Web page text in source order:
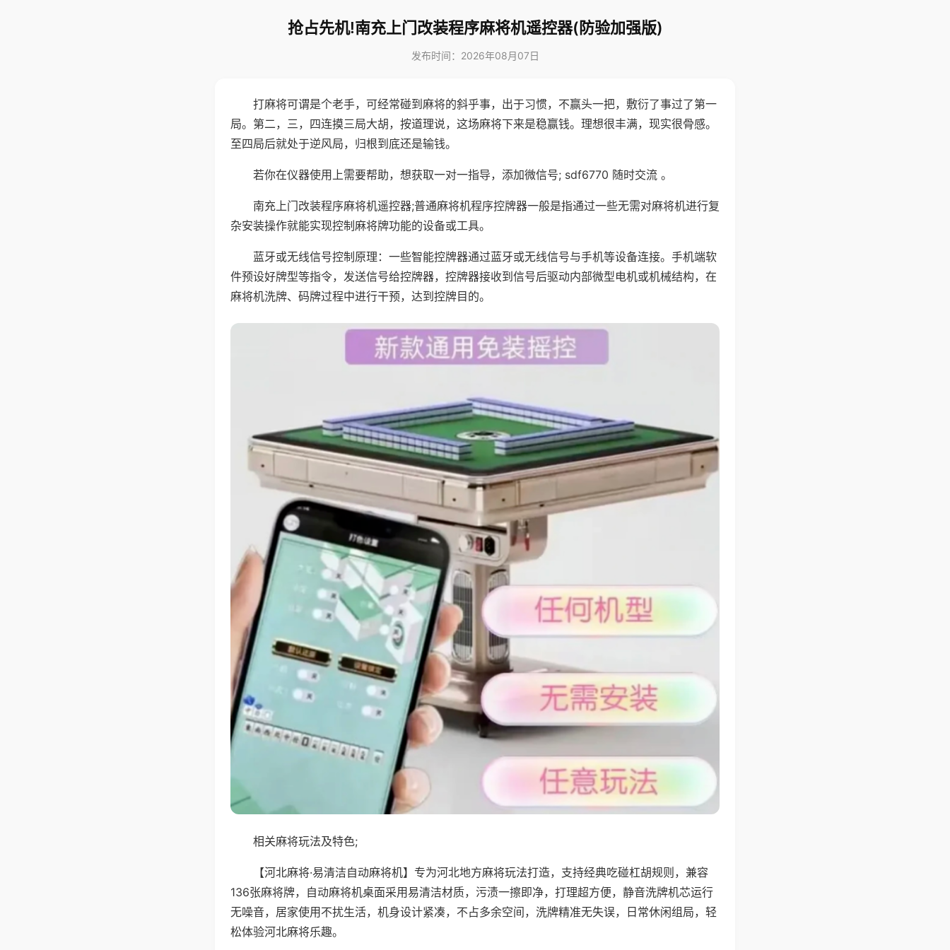
抢占先机!南充上门改装程序麻将机遥控器(防验加强版)
发布时间：2026年08月07日
打麻将可谓是个老手，可经常碰到麻将的斜乎事，出于习惯，不赢头一把，敷衍了事过了第一
局。第二，三，四连摸三局大胡，按道理说，这场麻将下来是稳赢钱。理想很丰满，现实很骨感。
至四局后就处于逆风局，归根到底还是输钱。
若你在仪器使用上需要帮助，想获取一对一指导，添加微信号; sdf6770 随时交流 。
南充上门改装程序麻将机遥控器;普通麻将机程序控牌器一般是指通过一些无需对麻将机进行复
杂安装操作就能实现控制麻将牌功能的设备或工具。
蓝牙或无线信号控制原理：一些智能控牌器通过蓝牙或无线信号与手机等设备连接。手机端软
件预设好牌型等指令，发送信号给控牌器，控牌器接收到信号后驱动内部微型电机或机械结构，在
麻将机洗牌、码牌过程中进行干预，达到控牌目的。
相关麻将玩法及特色;
【河北麻将·易清洁自动麻将机】专为河北地方麻将玩法打造，支持经典吃碰杠胡规则，兼容
136张麻将牌，自动麻将机桌面采用易清洁材质，污渍一擦即净，打理超方便，静音洗牌机芯运行
无噪音，居家使用不扰生活，机身设计紧凑，不占多余空间，洗牌精准无失误，日常休闲组局，轻
松体验河北麻将乐趣。